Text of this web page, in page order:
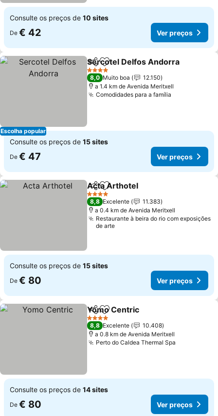
Consulte os preços de 10 sites
De € 42 Ver preços
Escolha popular
PartilharAdicionar aos favoritos
Sercotel Delfos Andorra
4 Estrelas
8,0 Muito boa
12.150
a 1.4 km de Avenida Meritxell
Comodidades para a família
Consulte os preços de 15 sites
De € 47 Ver preços
PartilharAdicionar aos favoritos
Acta Arthotel
4 Estrelas
8,8 Excelente
11.383
a 0.4 km de Avenida Meritxell
Restaurante à beira do rio com exposições
de arte
Consulte os preços de 15 sites
De € 80 Ver preços
PartilharAdicionar aos favoritos
Yomo Centric
4 Estrelas
8,8 Excelente
10.408
a 0.8 km de Avenida Meritxell
Perto do Caldea Thermal Spa
Consulte os preços de 14 sites
De € 80 Ver preços